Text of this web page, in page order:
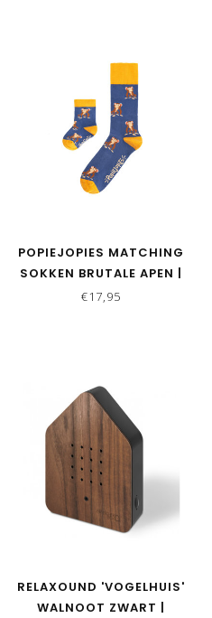
POPIEJOPIES MATCHING
SOKKEN BRUTALE APEN |
BLAUW - OKERGEEL
€17,95
RELAXOUND 'VOGELHUIS'
WALNOOT ZWART |